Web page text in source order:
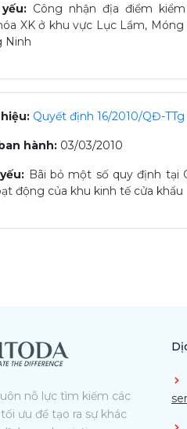
Công nhận địa điểm
XK ở khu vực Lục Lầm, Móng
Ninh
Quyết định 16/2010/QĐ-TTg
hành: 03/03/2010
Bãi bỏ một số quy định tại
động của khu kinh tế cửa khẩu
nỗ lực tìm kiếm các
ưu để tạo ra sự khác